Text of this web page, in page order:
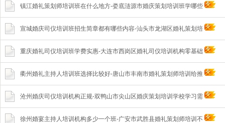
镇江婚礼策划师培训班在什么地方-娄底涟源市婚庆策划培训班学哪些
宣城婚庆司仪培训班招生简章都有哪些内容-汕头市龙湖区婚礼策划培
重庆婚礼司仪培训班学费实惠-大连市西岗区婚礼司仪培训机构零基础
衢州婚礼主持人培训班选择比较好-唐山市丰南市婚礼策划师培训给推
沧州婚庆司仪培训机构正规-双鸭山市尖山区婚庆策划培训学校学习需
徐州婚宴主持人培训机构多少一个班-广安市武胜县婚礼策划师培训不